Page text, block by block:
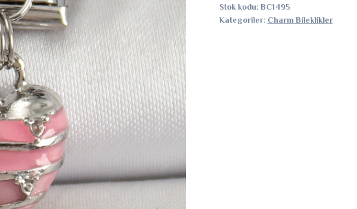
Renk
Stok kodu:BC1495
Kategoriler:Charm Bileklikler